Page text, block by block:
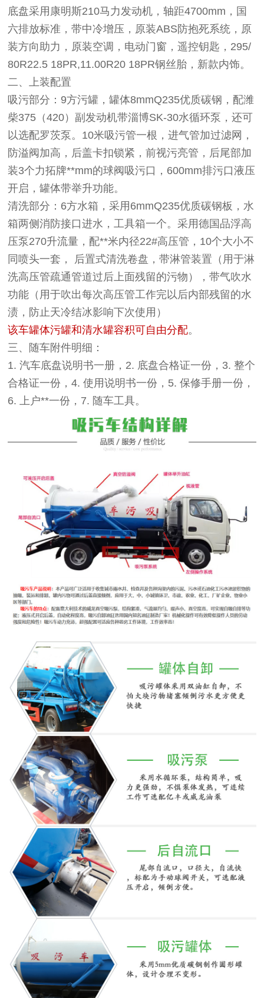
底盘采用康明斯210马力发动机，轴距4700mm，国
六排放标准，带中冷增压，原装ABS防抱死系统，原
装方向助力，原装空调，电动门窗，遥控钥匙，295/
80R22.5 18PR,11.00R20 18PR钢丝胎，新款内饰。
二、上装配置
吸污部分：9方污罐，罐体8mmQ235优质碳钢，配潍
柴375（420）副发动机带淄博SK-30水循环泵，还可
以选配罗茨泵。10米吸污管一根，进气管加过滤网，
防溢阀加高，后盖卡扣锁紧，前视污亮管，后尾部加
装3个力拓牌**mm的球阀吸污口，600mm排污口液压
开启，罐体带举升功能。
清洗部分：6方水箱，采用6mmQ235优质碳钢板，水
箱两侧消防接口进水，工具箱一个。采用德国品浮高
压泵270升流量，配**米内径22#高压管，10个大小不
同喷头一套， 后置式清洗卷盘，带淋管装置（用于淋
洗高压管疏通管道过后上面残留的污物），带气吹水
功能（用于吹出每次高压管工作完以后内部残留的水
渍，防止天冷结冰影响下次使用）
该车罐体污罐和清水罐容积可自由分配。
三、随车附件明细：
1. 汽车底盘说明书一册，2. 底盘合格证一份，3. 整个
合格证一份，4. 使用说明书一份，5. 保修手册一份，
6. 上户**一份，7. 随车工具。